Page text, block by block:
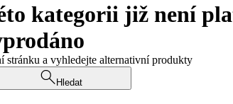
kategorii již není
stránku a vyhledejte alternativní produkty
Hledat